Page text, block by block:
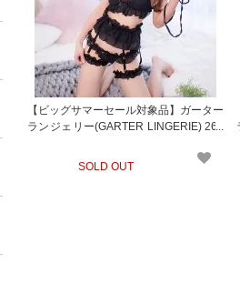
【ビッグサマーセール対象品】ガーター
ランジェリー(GARTER LINGERIE) 267
SOLD OUT